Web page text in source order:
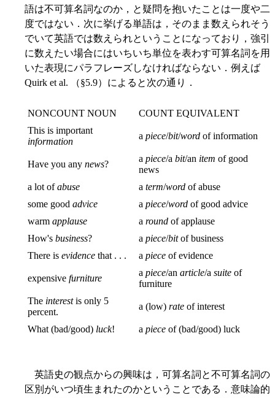
語は不可算名詞なのか，と疑問を抱いたことは一度や二
度ではない．次に挙げる単語は，そのまま数えられそう
でいて英語では数えられということになっており，強引
に数えたい場合にはいちいち単位を表わす可算名詞を用
いた表現にパラフレーズしなければならない．例えば
Quirk et al. （§5.9）によると次の通り．
NONCOUNT NOUN
COUNT EQUIVALENT
This is important
information
a piece/bit/word of information
Have you any news?
a piece/a bit/an item of good
news
a lot ofabuse a term/word of abuse
some good advice a piece/word of good advice
warm applause a round of applause
How's business? a piece/bitof business
There is evidence that . . . a piece of evidence
expensive furniture
a piece/an article/a suite of
furniture
The interestis only 5
percent.
a (low) rate of interest
What (bad/good) luck! a piece of (bad/good) luck
英語史の観点からの興味は，可算名詞と不可算名詞の
区別がいつ頃生まれたのかということである．意味論的